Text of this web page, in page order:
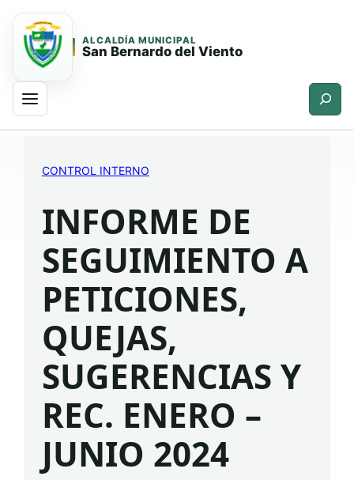
contenido
contenido
ALCALDÍA MUNICIPAL
San Bernardo del Viento
Buscar
CONTROL INTERNO
INFORME DE
SEGUIMIENTO A
PETICIONES,
QUEJAS,
SUGERENCIAS Y
REC. ENERO –
JUNIO 2024